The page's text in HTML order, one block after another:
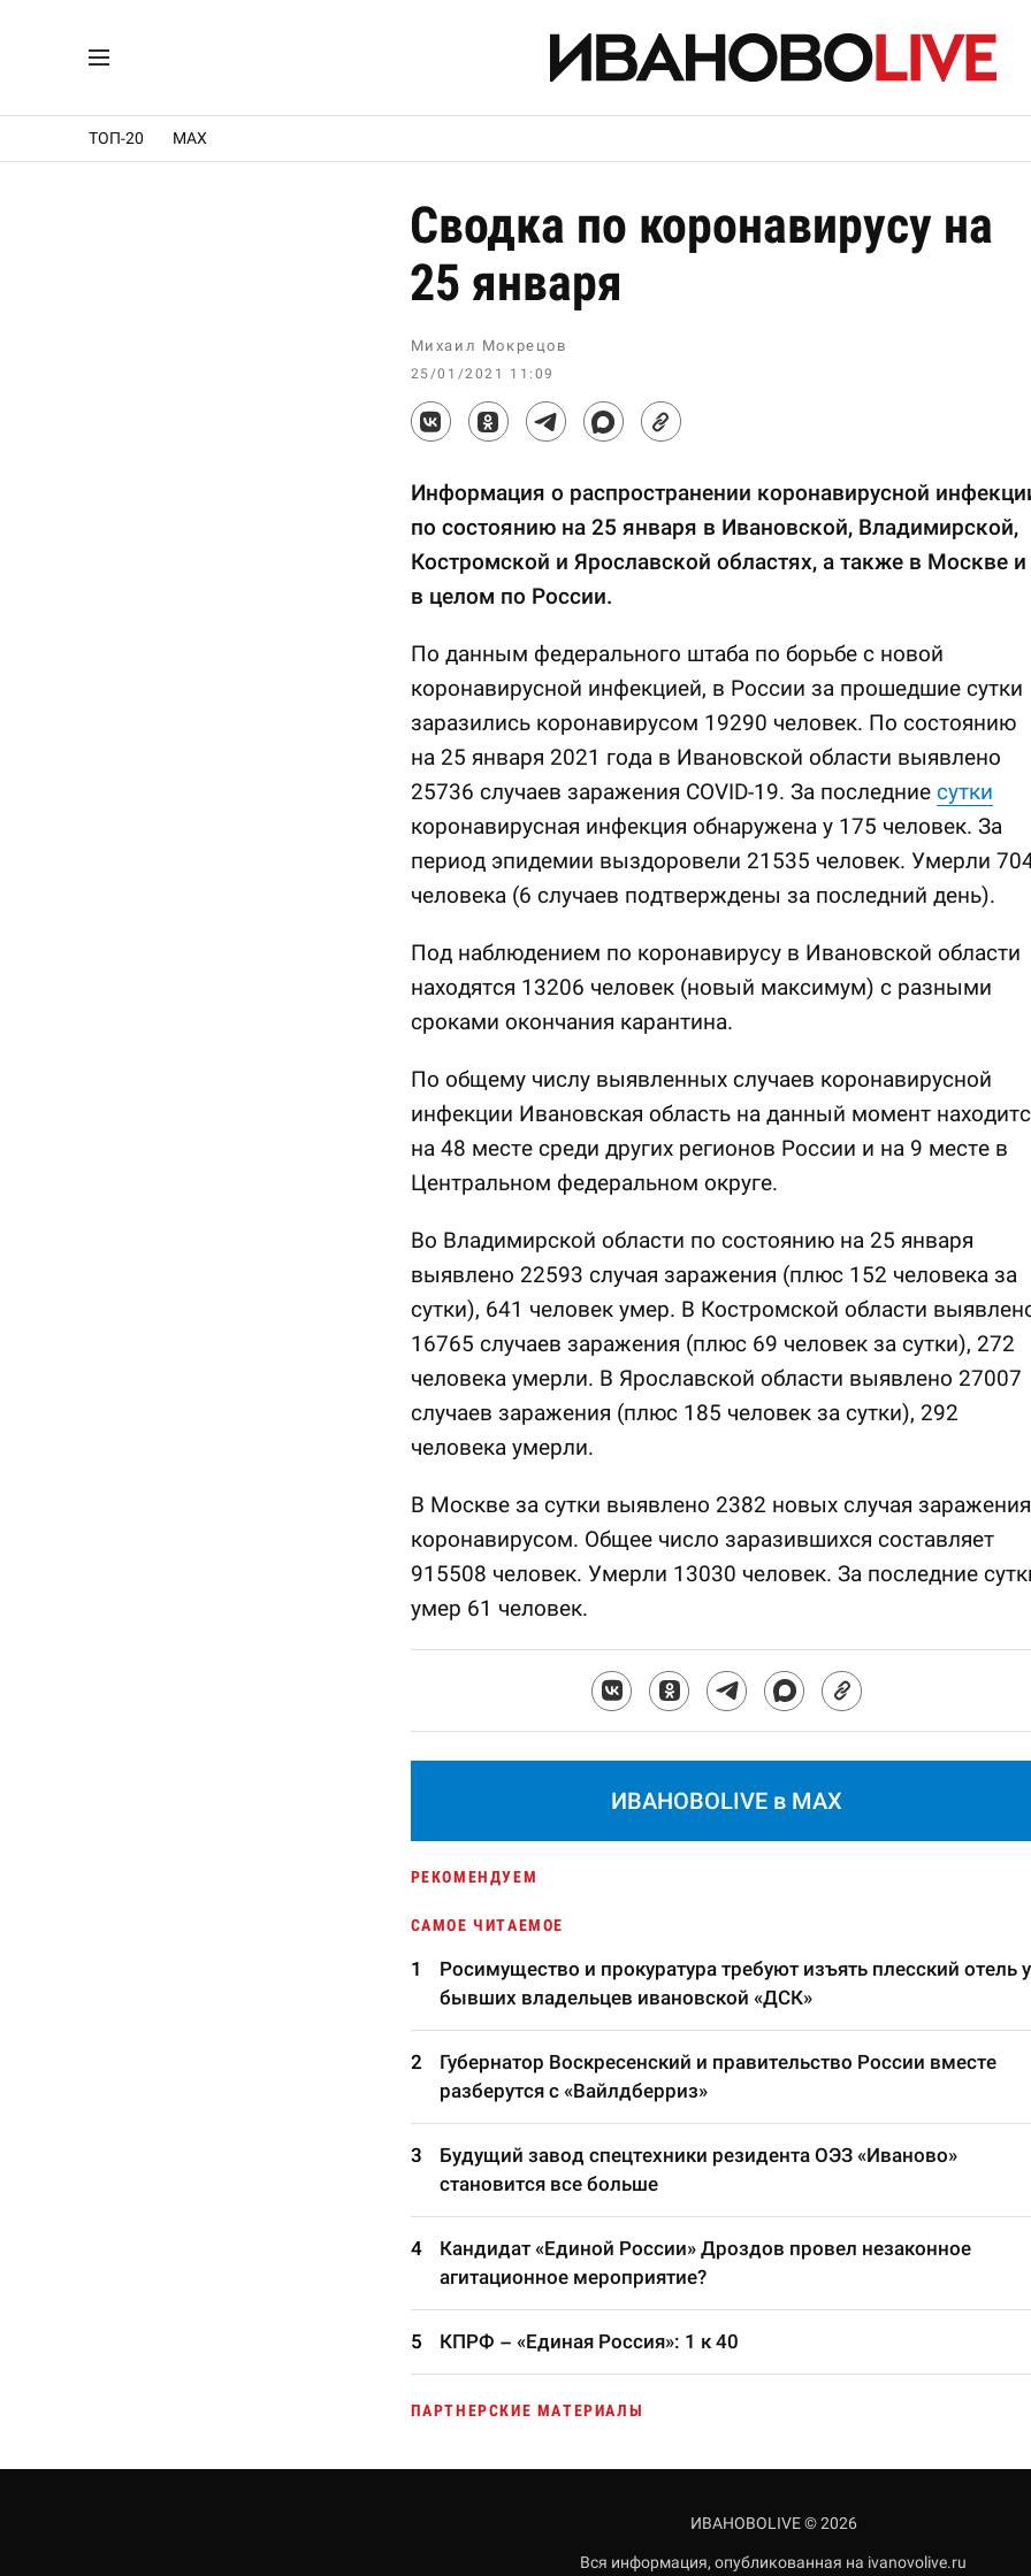
ТОП-20 MAX
Сводка по коронавирусу на
25 января
Михаил Мокрецов
25/01/2021 11:09
Информация о распространении коронавирусной
по состоянию на 25 января в Ивановской, Владимирской,
Костромской и Ярославской областях, а также в Москве и
в целом по России.
По данным федерального штаба по борьбе с новой
коронавирусной инфекцией, в России за прошедшие сутки
заразились коронавирусом 19290 человек. По состоянию
на 25 января 2021 года в Ивановской области выявлено
25736 случаев заражения COVID-19. За последние сутки
коронавирусная инфекция обнаружена у 175 человек. За
период эпидемии выздоровели 21535 человек. Умерли
человека (6 случаев подтверждены за последний день).
Под наблюдением по коронавирусу в Ивановской области
находятся 13206 человек (новый максимум) с разными
сроками окончания карантина.
По общему числу выявленных случаев коронавирусной
инфекции Ивановская область на данный момент
на 48 месте среди других регионов России и на 9 месте в
Центральном федеральном округе.
Во Владимирской области по состоянию на 25 января
выявлено 22593 случая заражения (плюс 152 человека за
сутки), 641 человек умер. В Костромской области
16765 случаев заражения (плюс 69 человек за сутки), 272
человека умерли. В Ярославской области выявлено 27007
случаев заражения (плюс 185 человек за сутки), 292
человека умерли.
В Москве за сутки выявлено 2382 новых случая заражения
коронавирусом. Общее число заразившихся составляет
915508 человек. Умерли 13030 человек. За последние
умер 61 человек.
ИВАНОВОLIVE в MAX
РЕКОМЕНДУЕМ
САМОЕ ЧИТАЕМОЕ
Росимущество и прокуратура требуют изъять плесский отель у
бывших владельцев ивановской «ДСК»
Губернатор Воскресенский и правительство России вместе
разберутся с «Вайлдберриз»
Будущий завод спецтехники резидента ОЭЗ «Иваново»
становится все больше
Кандидат «Единой России» Дроздов провел незаконное
агитационное мероприятие?
КПРФ – «Единая Россия»: 1 к 40
ПАРТНЕРСКИЕ МАТЕРИАЛЫ
ИВАНОВОLIVE © 2026
Вся информация, опубликованная на ivanovolive.ru